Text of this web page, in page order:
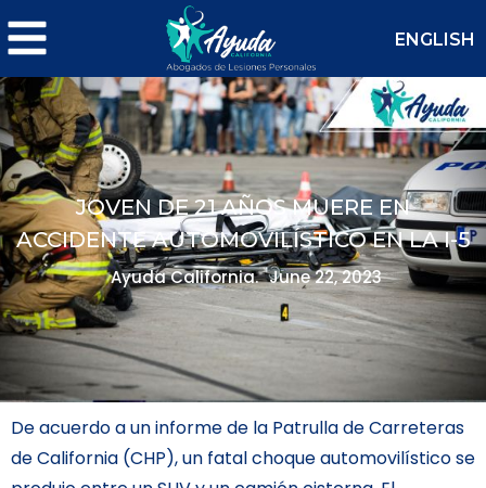
ENGLISH
JOVEN DE 21 AÑOS MUERE EN
ACCIDENTE AUTOMOVILÍSTICO EN LA I-5
Ayuda California. June 22, 2023
De acuerdo a un informe de la Patrulla de Carreteras
de California (CHP), un fatal choque automovilístico se